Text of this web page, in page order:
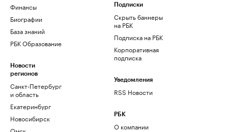
Финансы
Биографии
База знаний
РБК Образование
Новости
регионов
Санкт-Петербург
и область
Екатеринбург
Новосибирск
Подписки
Скрыть баннеры
на РБК
Подписка на РБК
Корпоративная
подписка
Уведомления
RSS Новости
РБК
О компании